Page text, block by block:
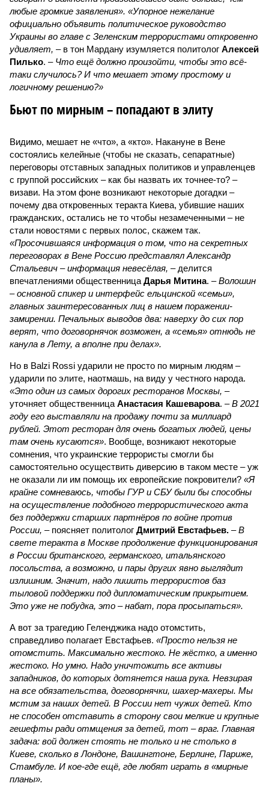
любые громкие заявления». «Упорное нежелание
официально объявить политическое руководство
Украины во главе с Зеленским террористами откровенно
удивляет, – в тон Мардану изумляется политолог Алексей
Пилько. – Что ещё должно произойти, чтобы это всё-
таки случилось? И что мешает этому простому и
логичному решению?»
Бьют по мирным – попадают в элиту
Видимо, мешает не «что», а «кто». Накануне в Вене
состоялись келейные (чтобы не сказать, сепаратные)
переговоры отставных западных политиков и управленцев
с группой российских – как бы назвать их точнее-то? –
визави. На этом фоне возникают некоторые догадки –
почему два откровенных теракта Киева, убившие наших
гражданских, остались не то чтобы незамеченными – не
стали новостями с первых полос, скажем так.
«Просочившаяся информация о том, что на секретных
переговорах в Вене Россию представлял Александр
Стальевич – информация невесёлая, – делится
впечатлениями общественница Дарья Митина. –Волошин
– основной спикер и интерфейс ельцинской «семьи»,
главных заинтересованных лиц в нашем поражении-
замирении. Печальных выводов два: наверху до сих пор
верят, что договорнячок возможен, а «семья» отнюдь не
канула в Лету, а вполне при делах».
Но в Balzi Rossi ударили не просто по мирным людям –
ударили по элите, наотмашь, на виду у честного народа.
«Это один из самых дорогих ресторанов Москвы, –
уточняет общественница Анастасия Кашеварова. –В 2021
году его выставляли на продажу почти за миллиард
рублей. Этот ресторан для очень богатых людей, цены
там очень кусаются». Вообще, возникают некоторые
сомнения, что украинские террористы смогли бы
самостоятельно осуществить диверсию в таком месте – уж
не оказали ли им помощь их европейские покровители? «Я
крайне сомневаюсь, чтобы ГУР и СБУ были бы способны
на осуществление подобного террористического акта
без поддержки старших партнёров по войне против
России, – поясняет политолог Дмитрий Евстафьев. –В
свете теракта в Москве продолжение функционирования
в России британского, германского, итальянского
посольства, а возможно, и пары других явно выглядит
излишним. Значит, надо лишить террористов баз
тыловой поддержки под дипломатическим прикрытием.
Это уже не побудка, это – набат, пора просыпаться».
А вот за трагедию Геленджика надо отомстить,
справедливо полагает Евстафьев. «Просто нельзя не
отомстить. Максимально жестоко. Не жёстко, а именно
жестоко. Но умно. Надо уничтожить все активы
западников, до которых дотянется наша рука. Невзирая
на все обязательства, договорнячки, шахер-махеры. Мы
мстим за наших детей. В России нет чужих детей. Кто
не способен отставить в сторону свои мелкие и крупные
гешефты ради отмщения за детей, тот – враг. Главная
задача: вой должен стоять не только и не столько в
Киеве, сколько в Лондоне, Вашингтоне, Берлине, Париже,
Стамбуле. И кое-где ещё, где любят играть в «мирные
планы».